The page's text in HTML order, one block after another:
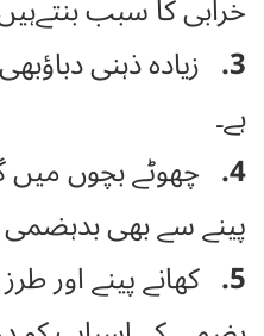
3. زیادہ ذہنی
ہے۔
4. چھوٹے بچوں میں
پینے سے بھی بدہضمی
5. کھانے پینے اور